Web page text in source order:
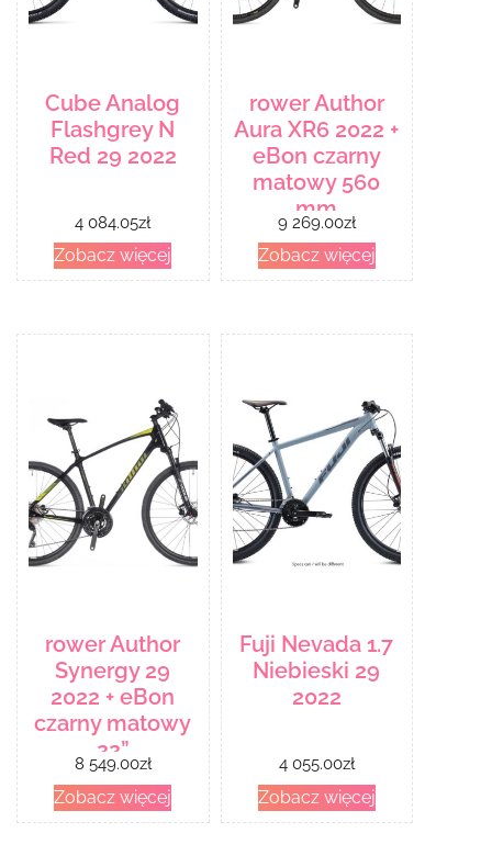
Cube Analog
Flashgrey N
Red 29 2022
4 084.05zł
Zobacz więcej
rower Author
Aura XR6 2022 +
eBon czarny
matowy 560
mm
9 269.00zł
Zobacz więcej
rower Author
Synergy 29
2022 + eBon
czarny matowy
22”
8 549.00zł
Zobacz więcej
Fuji Nevada 1.7
Niebieski 29
2022
4 055.00zł
Zobacz więcej